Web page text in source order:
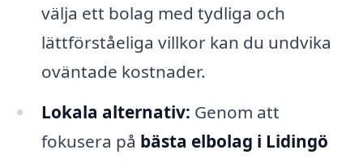
välja ett bolag med tydliga och
lättförståeliga villkor kan du undvika
oväntade kostnader.
Lokala alternativ: Genom att
fokusera på bästa elbolag i Lidingö